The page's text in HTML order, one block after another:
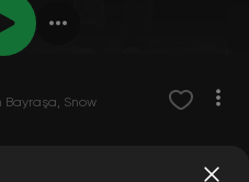
Bayraşa
Snow